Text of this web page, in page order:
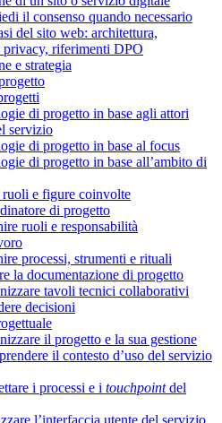
il consenso quando necessario
del sito web: architettura,
riferimenti DPO
e strategia
di progetto in base agli attori
servizio
di progetto in base al focus
di progetto in base all’ambito di
ruoli e figure coinvolte
di progetto
ruoli e responsabilità
processi, strumenti e rituali
la documentazione di progetto
tavoli tecnici collaborativi
decisioni
il progetto e la sua gestione
il contesto d’uso del servizio
i processi e i touchpointdel
l’interfaccia utente del servizio